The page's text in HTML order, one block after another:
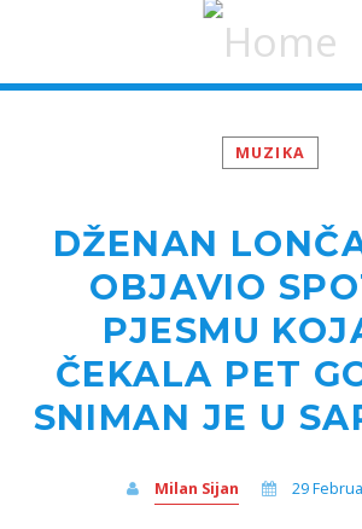
MUZIKA
DŽENAN
OBJAVIO
PJESMU
ČEKALA PET
SNIMAN JE U
Milan Sijan 29